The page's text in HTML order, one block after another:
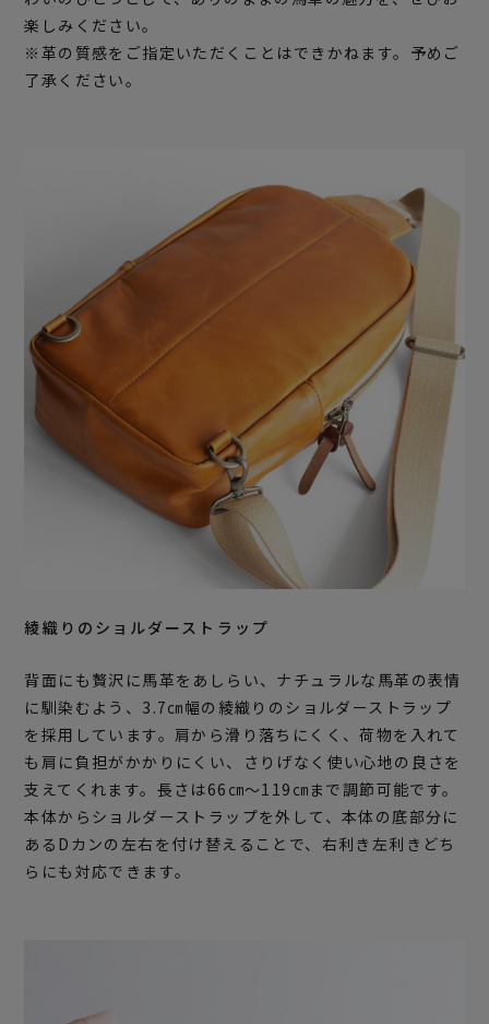
楽しみください。
※革の質感をご指定いただくことはできかねます。予めご
了承ください。
綾織りのショルダーストラップ
背面にも贅沢に馬革をあしらい、ナチュラルな馬革の表情
に馴染むよう、3.7㎝幅の綾織りのショルダーストラップ
を採用しています。肩から滑り落ちにくく、荷物を入れて
も肩に負担がかかりにくい、さりげなく使い心地の良さを
支えてくれます。長さは66㎝～119㎝まで調節可能です。
本体からショルダーストラップを外して、本体の底部分に
あるDカンの左右を付け替えることで、右利き左利きどち
らにも対応できます。